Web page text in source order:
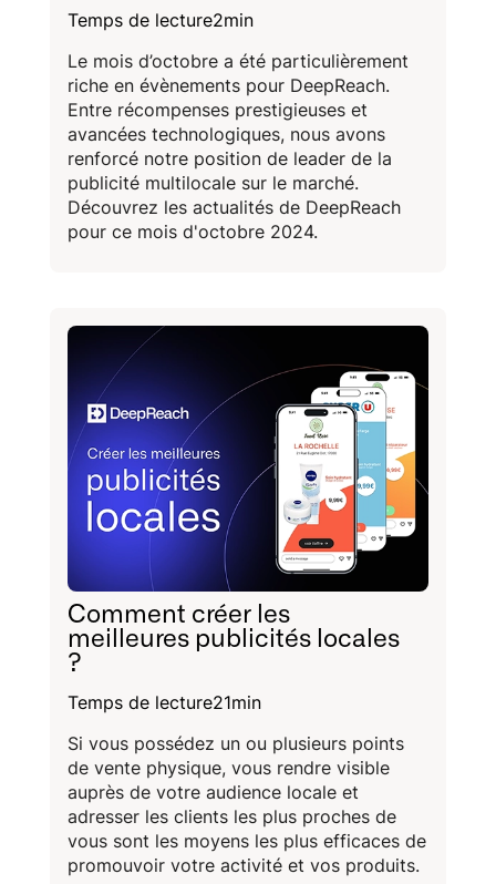
Temps de lecture2min
Le mois d’octobre a été particulièrement
riche en évènements pour DeepReach.
Entre récompenses prestigieuses et
avancées technologiques, nous avons
renforcé notre position de leader de la
publicité multilocale sur le marché.
Découvrez les actualités de DeepReach
pour ce mois d'octobre 2024.
Comment créer les
meilleures publicités locales
?
Temps de lecture21min
Si vous possédez un ou plusieurs points
de vente physique, vous rendre visible
auprès de votre audience locale et
adresser les clients les plus proches de
vous sont les moyens les plus efficaces de
promouvoir votre activité et vos produits.